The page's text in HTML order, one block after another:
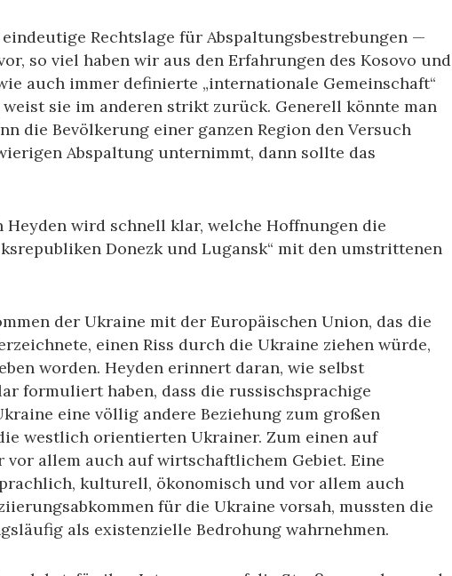
Rechtslage für Abspaltungsbestrebungen —
so viel haben wir aus den Erfahrungen des Kosovo und
auch immer definierte „internationale Gemeinschaft“
sie im anderen strikt zurück. Generell könnte man
die Bevölkerung einer ganzen Region den Versuch
Abspaltung unternimmt, dann sollte das
wird schnell klar, welche Hoffnungen die
Donezk und Lugansk“ mit den umstrittenen
der Ukraine mit der Europäischen Union, das die
einen Riss durch die Ukraine ziehen würde,
worden. Heyden erinnert daran, wie selbst
formuliert haben, dass die russischsprachige
eine völlig andere Beziehung zum großen
westlich orientierten Ukrainer. Zum einen auf
allem auch auf wirtschaftlichem Gebiet. Eine
kulturell, ökonomisch und vor allem auch
für die Ukraine vorsah, mussten die
als existenzielle Bedrohung wahrnehmen.